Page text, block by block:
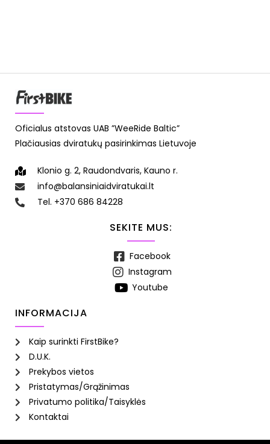
Oficialus atstovas UAB ”WeeRide Baltic”
Plačiausias dviratukų pasirinkimas Lietuvoje
Klonio g. 2, Raudondvaris, Kauno r.
info@balansiniaidviratukai.lt
Tel. +370 686 84228
SEKITE MUS:
Facebook
Instagram
Youtube
INFORMACIJA
Kaip surinkti FirstBike?
D.U.K.
Prekybos vietos
Pristatymas/Grąžinimas
Privatumo politika/Taisyklės
Kontaktai